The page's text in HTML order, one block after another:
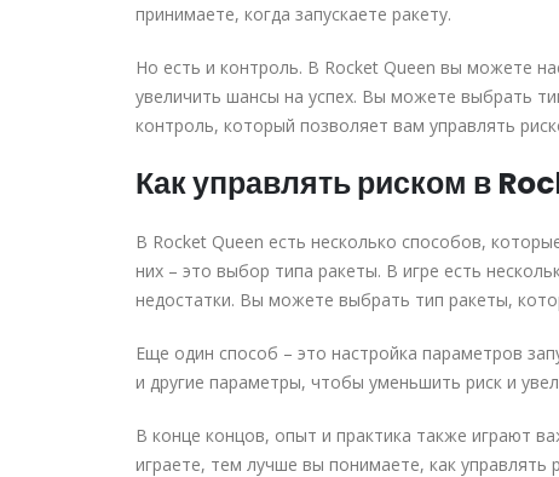
принимаете, когда запускаете ракету.
Но есть и контроль. В Rocket Queen вы можете
увеличить шансы на успех. Вы можете выбрать
контроль, который позволяет вам управлять
Как управлять риском в
В Rocket Queen есть несколько способов,
них – это выбор типа ракеты. В игре есть
недостатки. Вы можете выбрать тип ракеты,
Еще один способ – это настройка параметров
и другие параметры, чтобы уменьшить риск и
В конце концов, опыт и практика также играют
играете, тем лучше вы понимаете, как управлять